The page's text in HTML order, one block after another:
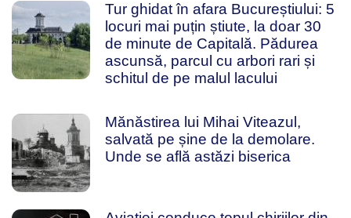
Tur ghidat în afara Bucureștiului: 5
locuri mai puțin știute, la doar 30
de minute de Capitală. Pădurea
ascunsă, parcul cu arbori rari și
schitul de pe malul lacului
Mănăstirea lui Mihai Viteazul,
salvată pe șine de la demolare.
Unde se află astăzi biserica